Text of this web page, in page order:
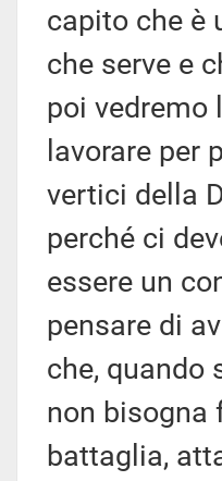
capito che è
che serve e
poi vedremo
lavorare per
vertici della
perché ci
essere un
pensare di
che, quando
non bisogna
battaglia,